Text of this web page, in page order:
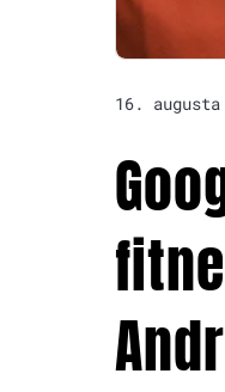
16. augusta